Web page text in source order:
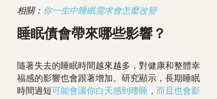
相關： 你一生中睡眠需求會怎麼改變
睡眠債會帶來哪些影響？
隨著失去的睡眠時間越來越多，對健康和整體幸
福感的影響也會跟著增加。研究顯示，長期睡眠
時間過短 可能會讓你白天感到嗜睡 ， 而且也會影